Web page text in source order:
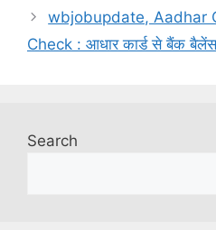
wbjobupdate, Aadhar
Check : आधार कार्ड से बैंक
Search